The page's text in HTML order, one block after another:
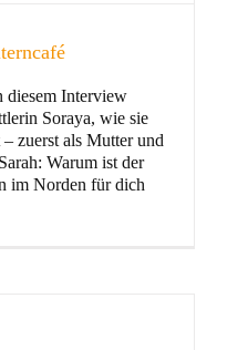
diesem Interview
Soraya, wie sie
zuerst als Mutter und
Warum ist der
im Norden für dich